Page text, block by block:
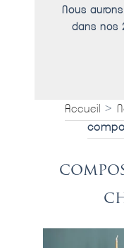
Nous
dans nos
Accueil >